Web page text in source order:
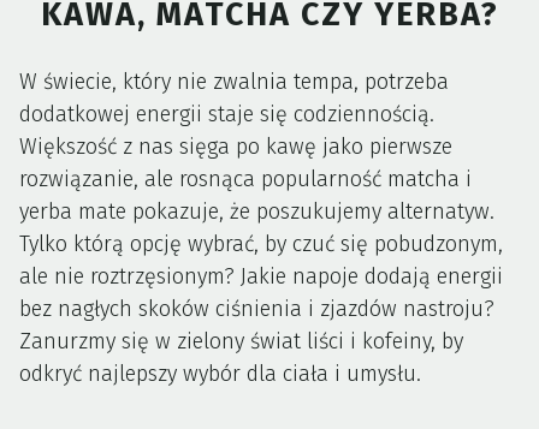
KAWA, MATCHA CZY YERBA?
W świecie, który nie zwalnia tempa, potrzeba
dodatkowej energii staje się codziennością.
Większość z nas sięga po kawę jako pierwsze
rozwiązanie, ale rosnąca popularność matcha i
yerba mate pokazuje, że poszukujemy alternatyw.
Tylko którą opcję wybrać, by czuć się pobudzonym,
ale nie roztrzęsionym? Jakie napoje dodają energii
bez nagłych skoków ciśnienia i zjazdów nastroju?
Zanurzmy się w zielony świat liści i kofeiny, by
odkryć najlepszy wybór dla ciała i umysłu.